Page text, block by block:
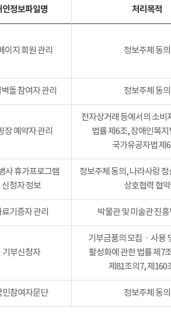
인정보파일명 처리목적
이지 회원 관리 정보주체 동의
돌 참여자 관리 정보주체 동의
장 예약자 관리
전자상거래 등에서의 소비
법률 제6조, 장애인복지
국가유공자법 제
사 휴가프로그램
신청자 정보
정보주체 동의, 나라사랑
상호협력 협약
기증자 관리 박물관 및 미술관 진
기부신청자
기부금품의 모집ㆍ사용
활성화에 관한 법률 제7
제81조의7, 제160
민참여자문단 정보주체 동의